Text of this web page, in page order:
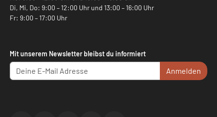
Di, Mi, Do: 9:00 – 12:00 Uhr und 13:00 – 16:00 Uhr
Fr: 9:00 – 17:00 Uhr
Mit unserem Newsletter bleibst du informiert
Anmelden